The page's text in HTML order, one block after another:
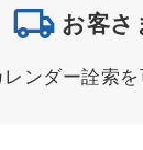
お客さ
ンダー詮索